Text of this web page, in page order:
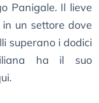
Panigale. Il lieve
un settore dove
superano i dodici
ha il suo